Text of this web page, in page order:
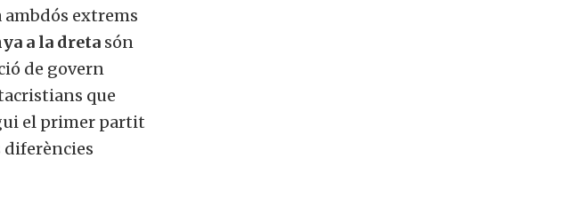
extrems
a la dreta són
de govern
que
el primer partit
diferències